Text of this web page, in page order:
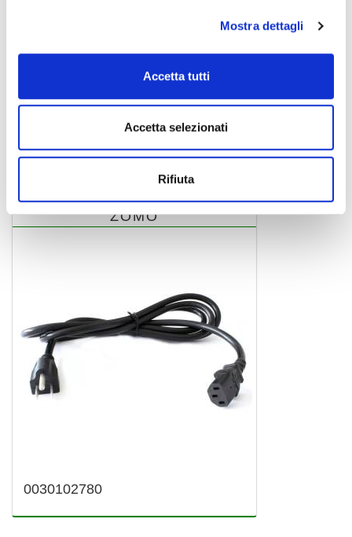
Mostra dettagli
Accetta tutti
Accetta selezionati
Rifiuta
0030102779
ZOMO
0030102780